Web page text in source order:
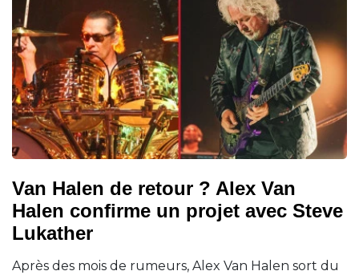
Van Halen de retour ? Alex Van
Halen confirme un projet avec Steve
Lukather
Après des mois de rumeurs, Alex Van Halen sort du